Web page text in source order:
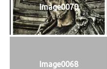
Image0070
Image0068